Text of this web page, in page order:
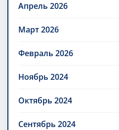
Апрель 2026
Март 2026
Февраль 2026
Ноябрь 2024
Октябрь 2024
Сентябрь 2024